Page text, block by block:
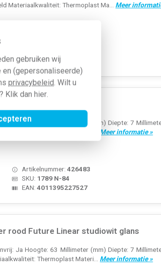
gebruiken wij
(gepersonaliseerde)
privacybeleid. Wilt u
Klik dan hier.
Materiaalkwaliteit: Thermoplast Ma... Meer
EAN:4011395223895
klein
Ja Hoogte: 63 Millimeter (mm) Diepte: 7
Thermoplast Materi...
Meer informatie »
Artikelnummer:426483
SKU: 1789 N-84
EAN:4011395227527
rood Future Linear studiowit glans
Ja Hoogte: 63 Millimeter (mm) Diepte: 7
Thermoplast Materi... Meer informatie »